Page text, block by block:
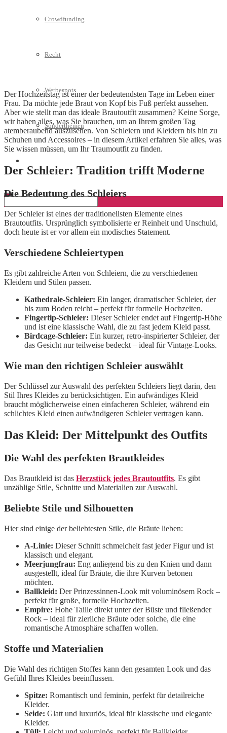
Crowdfunding
Recht
Werbespots
Sonderthemen
Der Hochzeitstag ist einer der bedeutendsten Tage im Leben einer
Frau. Da möchte jede Braut von Kopf bis Fuß perfekt aussehen.
Aber wie stellt man das ideale Brautoutfit zusammen? Keine Sorge,
wir haben alles, was Sie brauchen, um an Ihrem großen Tag
atemberaubend auszusehen. Von Schleiern und Kleidern bis hin zu
Schuhen und Accessoires – in diesem Artikel erfahren Sie alles, was
Sie wissen müssen, um Ihr Traumoutfit zu finden.
Der Schleier: Tradition trifft Moderne
Die Bedeutung des Schleiers
Der Schleier ist eines der traditionellsten Elemente eines
Brautoutfits. Ursprünglich symbolisierte er Reinheit und Unschuld,
doch heute ist er vor allem ein modisches Statement.
Verschiedene Schleiertypen
Es gibt zahlreiche Arten von Schleiern, die zu verschiedenen
Kleidern und Stilen passen.
Kathedrale-Schleier: Ein langer, dramatischer Schleier, der
bis zum Boden reicht – perfekt für formelle Hochzeiten.
Fingertip-Schleier: Dieser Schleier endet auf Fingertip-Höhe
und ist eine klassische Wahl, die zu fast jedem Kleid passt.
Birdcage-Schleier: Ein kurzer, retro-inspirierter Schleier, der
das Gesicht nur teilweise bedeckt – ideal für Vintage-Looks.
Wie man den richtigen Schleier auswählt
Der Schlüssel zur Auswahl des perfekten Schleiers liegt darin, den
Stil Ihres Kleides zu berücksichtigen. Ein aufwändiges Kleid
braucht möglicherweise einen einfacheren Schleier, während ein
schlichtes Kleid einen aufwändigeren Schleier vertragen kann.
Das Kleid: Der Mittelpunkt des Outfits
Die Wahl des perfekten Brautkleides
Das Brautkleid ist das Herzstück jedes Brautoutfits. Es gibt
unzählige Stile, Schnitte und Materialien zur Auswahl.
Beliebte Stile und Silhouetten
Hier sind einige der beliebtesten Stile, die Bräute lieben:
A-Linie: Dieser Schnitt schmeichelt fast jeder Figur und ist
klassisch und elegant.
Meerjungfrau: Eng anliegend bis zu den Knien und dann
ausgestellt, ideal für Bräute, die ihre Kurven betonen
möchten.
Ballkleid: Der Prinzessinnen-Look mit voluminösem Rock –
perfekt für große, formelle Hochzeiten.
Empire: Hohe Taille direkt unter der Büste und fließender
Rock – ideal für zierliche Bräute oder solche, die eine
romantische Atmosphäre schaffen wollen.
Stoffe und Materialien
Die Wahl des richtigen Stoffes kann den gesamten Look und das
Gefühl Ihres Kleides beeinflussen.
Spitze: Romantisch und feminin, perfekt für detailreiche
Kleider.
Seide: Glatt und luxuriös, ideal für klassische und elegante
Kleider.